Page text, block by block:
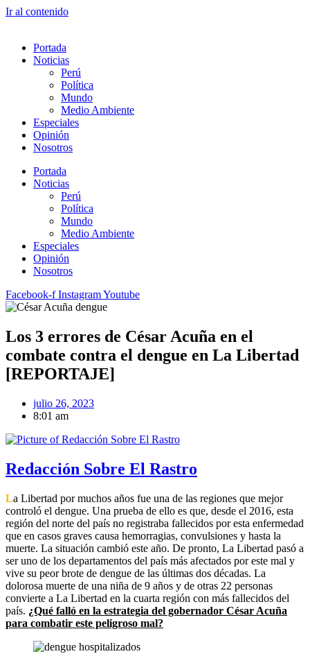
Ir al contenido
Portada
Noticias
Perú
Política
Mundo
Medio Ambiente
Especiales
Opinión
Nosotros
Portada
Noticias
Perú
Política
Mundo
Medio Ambiente
Especiales
Opinión
Nosotros
Facebook-f InstagramYoutube
Los 3 errores de César Acuña en el
combate contra el dengue en La Libertad
[REPORTAJE]
julio 26, 2023
8:01 am
Redacción Sobre El Rastro
La Libertad por muchos años fue una de las regiones que mejor
controló el dengue. Una prueba de ello es que, desde el 2016, esta
región del norte del país no registraba fallecidos por esta enfermedad
que en casos graves causa hemorragias, convulsiones y hasta la
muerte. La situación cambió este año. De pronto, La Libertad pasó a
ser uno de los departamentos del país más afectados por este mal y
vive su peor brote de dengue de las últimas dos décadas. La
dolorosa muerte de una niña de 9 años y de otras 22 personas
convierte a La Libertad en la cuarta región con más fallecidos del
país. ¿Qué falló en la estrategia del gobernador César Acuña
para combatir este peligroso mal?